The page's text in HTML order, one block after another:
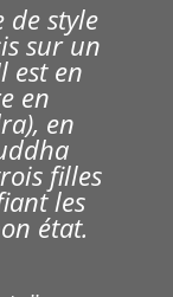
de style
sur un
est en
en
en
filles
les
état.